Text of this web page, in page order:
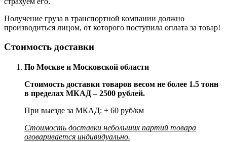
Получение груза в транспортной компании должно
производиться лицом, от которого поступила оплата за товар!
Стоимость доставки
По Москве и Московской области
Стоимость доставки товаров весом не более 1.5 тонн
в пределах МКАД – 2500 рублей.
При выезде за МКАД: + 60 руб/км
Стоимость доставки небольших партий товара
оговаривается индивидуально.